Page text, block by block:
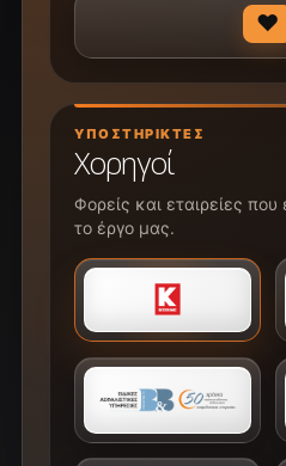
♥
ΥΠΟΣΤΗΡΙΚΤΈΣ
Χορηγοί
Φορείς και εταιρείες
το έργο μας.